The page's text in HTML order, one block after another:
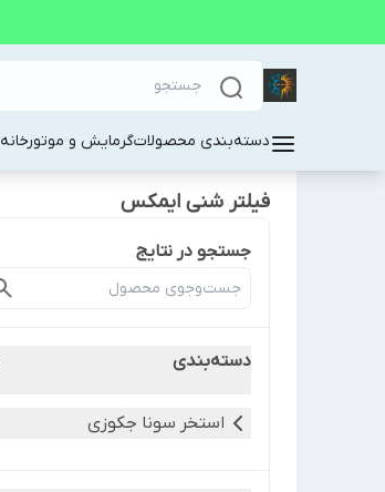
دسته‌بندی محصولاتگرمایش و موتورخانه
فیلتر شنی ایمکس
جستجو در نتایج
دسته‌بندی
استخر سونا جکوزی